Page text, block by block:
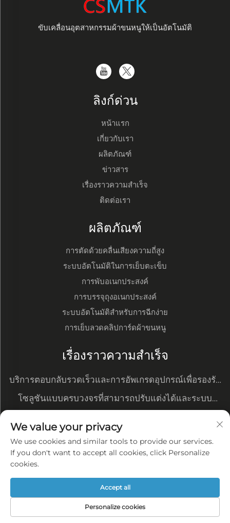
ขับเคลื่อนอุตสาหกรรมผ้าขนหนูให้เป็นอัตโนมัติ
ลิงก์ด่วน
หน้าแรก
เกี่ยวกับเรา
ผลิตภัณฑ์
ข่าวสาร
เรื่องราวความสำเร็จ
ติดต่อเรา
ผลิตภัณฑ์
การตัดด้วยคลื่นเสียงความถี่สูง
ระบบอัตโนมัติในการเย็บตะเข็บ
การพับอเนกประสงค์
การบรรจุถุงอเนกประสงค์
ระบบอัตโนมัติสำหรับการฉีกง่าย
การเย็บลวดคลิปการ์ดผ้าขนหนู
เรื่องราวความสำเร็จ
บริการตอบกลับรวดเร็วและการอัพเกรดอุปกรณ์เพื่อรองรับ
ความต้องการใหม่ๆ
โซลูชันแบบครบวงจรที่สามารถปรับแต่งได้และระบบ
เราและช่วยให้ได้รับคำสั่งซื้อจากลูกค้ารายใหญ่
การผลิตอัจฉริยะแบบครบวงจร —— โรงงานที่เป็นระเบียบ
เรียบร้อยและมีความสม่ำเสมอของคุณภาพสูง
นโยบายความเป็นส่วนตัว
สงวนลิขสิทธิ์ © บริษัท เมิ่งไถ่เค เท็กซ์ไทล์ อินเทลลิเจนท์
We value your privacy
We use cookies and similar tools to provide our services.
If you don't want to accept all cookies, click Personalize
cookies.
Personalize cookies
Accept all